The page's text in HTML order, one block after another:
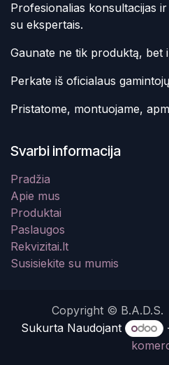
Profesionalias konsultacijas
su ekspertais.
Gaunate ne tik produktą,
Perkate iš oficialaus
Pristatome, montuojame,
Svarbi informacija
Pradžia
Apie mus
Produktai
Paslaugos
Rekvizitai.lt
Susisiekite su mumis
Copyright © B.A.D.S.
Sukurta Naudojant